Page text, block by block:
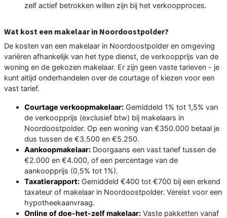
zelf actief betrokken willen zijn bij het verkoopproces.
Wat kost een makelaar in Noordoostpolder?
De kosten van een makelaar in Noordoostpolder en omgeving
variëren afhankelijk van het type dienst, de verkoopprijs van de
woning en de gekozen makelaar. Er zijn geen vaste tarieven - je
kunt altijd onderhandelen over de courtage of kiezen voor een
vast tarief.
Courtage verkoopmakelaar: Gemiddeld 1% tot 1,5% van
de verkoopprijs (exclusief btw) bij makelaars in
Noordoostpolder. Op een woning van €350.000 betaal je
dus tussen de €3.500 en €5.250.
Aankoopmakelaar: Doorgaans een vast tarief tussen de
€2.000 en €4.000, of een percentage van de
aankoopprijs (0,5% tot 1%).
Taxatierapport: Gemiddeld €400 tot €700 bij een erkend
taxateur of makelaar in Noordoostpolder. Vereist voor een
hypotheekaanvraag.
Online of doe-het-zelf makelaar: Vaste pakketten vanaf